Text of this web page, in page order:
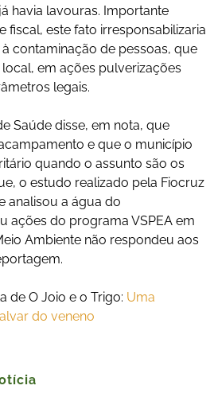
havia lavouras. Importante
fiscal, este fato irresponsabilizaria
contaminação de pessoas, que
em ações pulverizações
legais.
Saúde disse, em nota, que
e que o município
quando o assunto são os
o estudo realizado pela Fiocruz
analisou a água do
ações do programa VSPEA em
Ambiente não respondeu aos
de O Joio e o Trigo: Uma
do veneno